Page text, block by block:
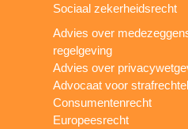
Sociaal zekerheidsrecht
Advies over
regelgeving
Advies over
Advocaat voor
Consumentenrecht
Europeesrecht